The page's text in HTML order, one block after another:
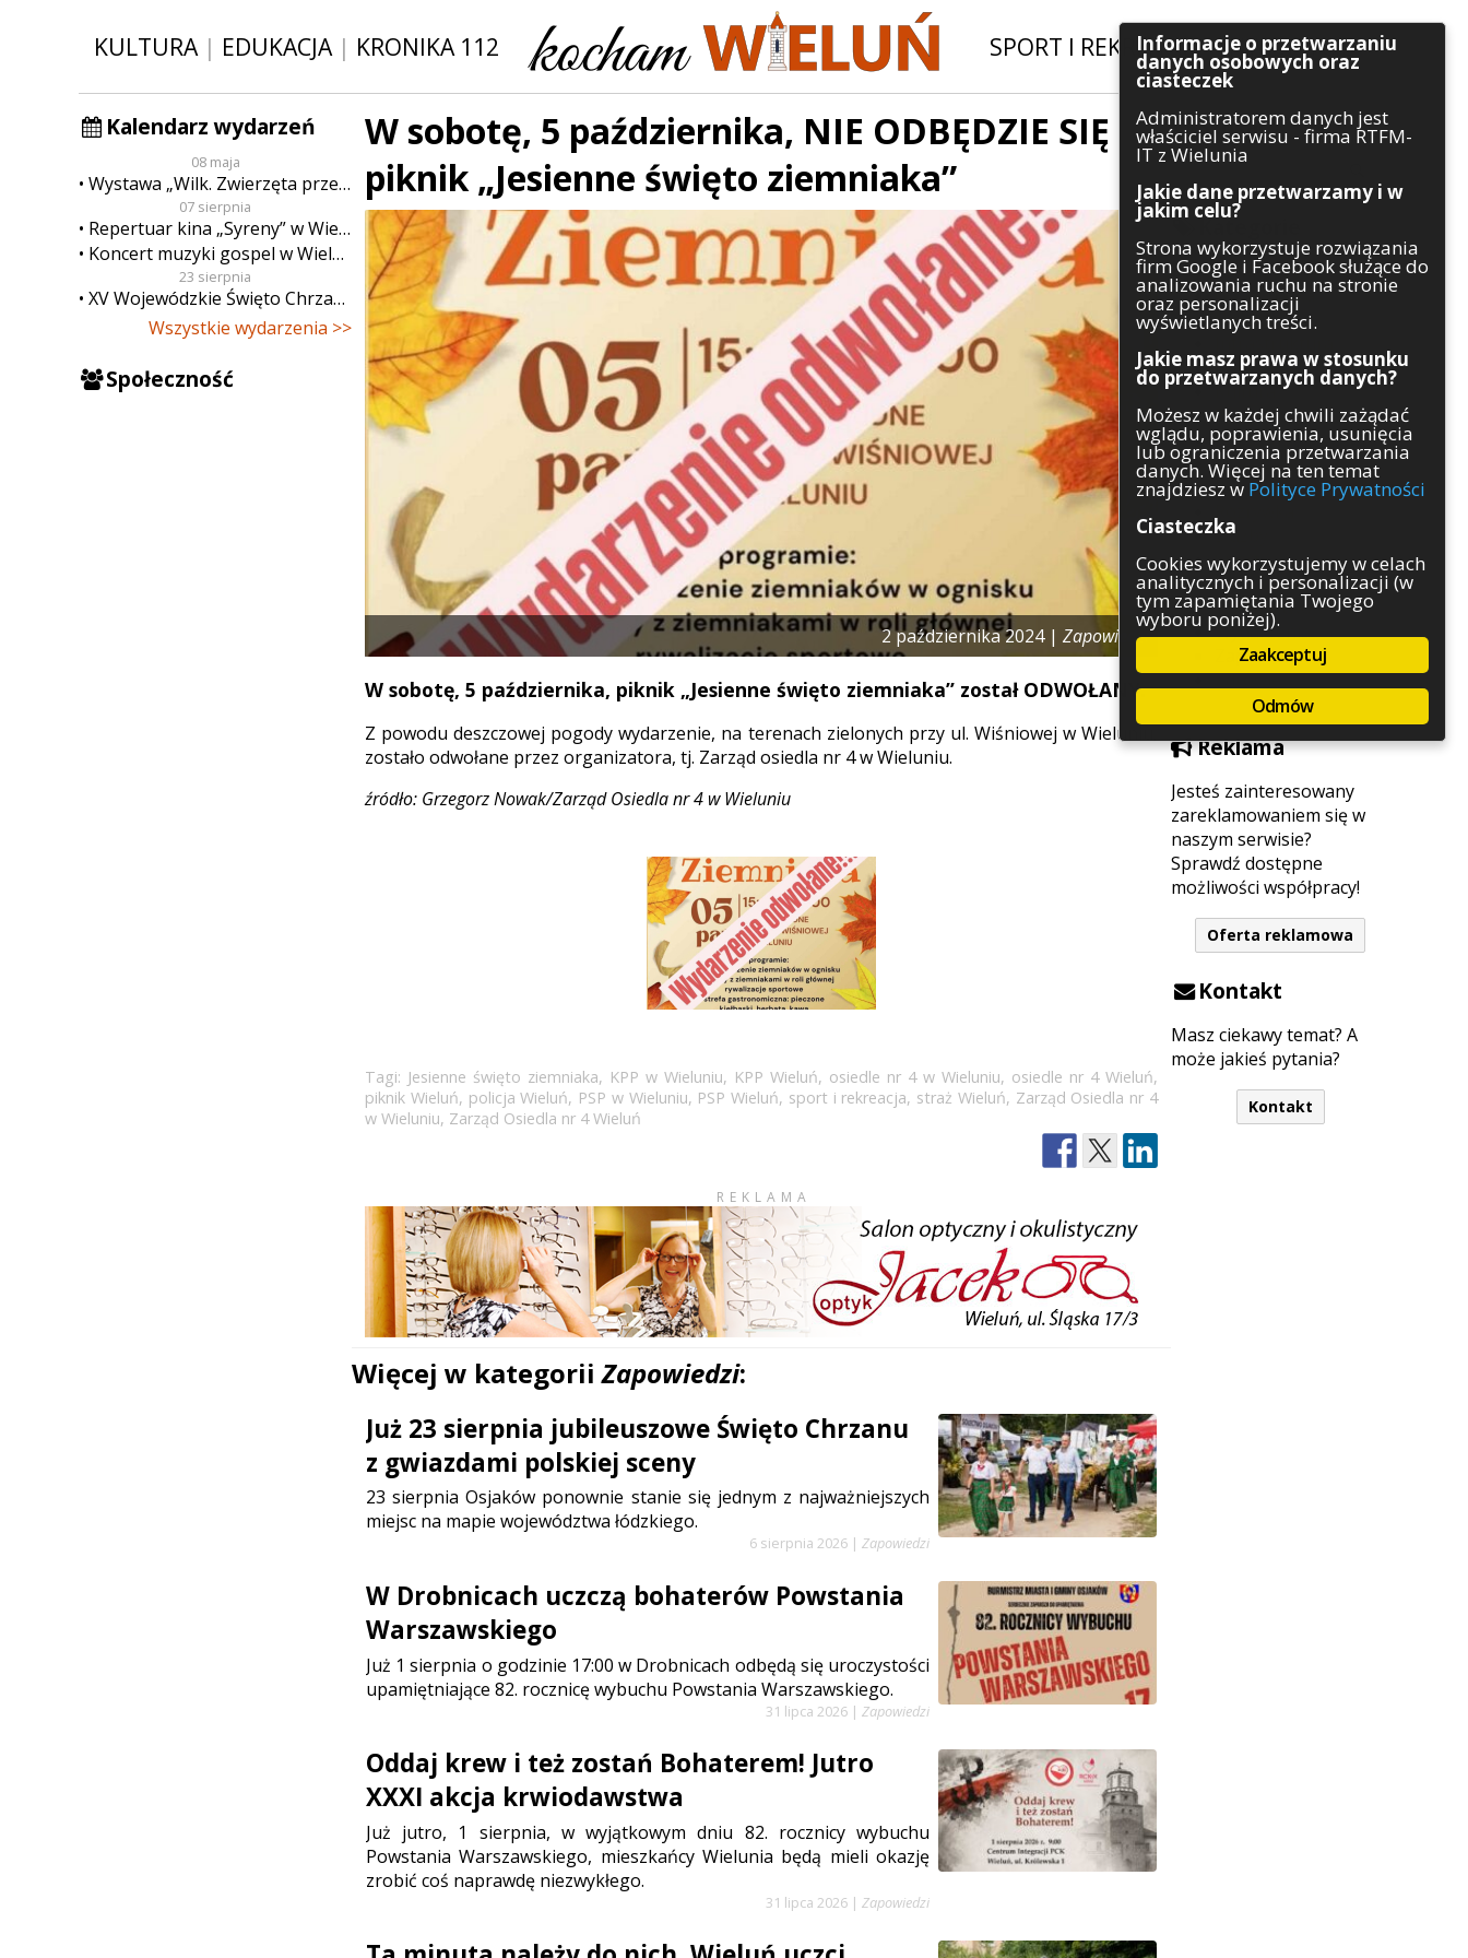
KULTURA| EDUKACJA| KRONIKA 112 SPORT I REKREACJA|INWESTYCJE
Kalendarz wydarzeń
08 maja
Wystawa „Wilk. Zwierzęta przeklęte”
07 sierpnia
Repertuar kina „Syreny” w Wieluniu w dn. od 7 do 13 sierpnia
Koncert muzyki gospel w Wieluniu
23 sierpnia
XV Wojewódzkie Święto Chrzanu
Wszystkie wydarzenia >>
Społeczność
Szukaj
Kategorie
Architektura
Gospodarka
Handel
Komunikaty
Kultura
Polityka
Pozostałe
Psychologia
Rolnictwo
Służby
Sport
Środowisko
Szkolnictwo
Wydarzenia
Zapowiedzi
Zdrowie
Reklama
Jesteś zainteresowany
zareklamowaniem się w
naszym serwisie?
Sprawdź dostępne
możliwości współpracy!
Oferta reklamowa
Kontakt
Masz ciekawy temat? A
może jakieś pytania?
Kontakt
W sobotę, 5 października, NIE ODBĘDZIE SIĘ
piknik „Jesienne święto ziemniaka”
2 października 2024 |Zapowiedzi
W sobotę, 5 października, piknik „Jesienne święto ziemniaka” został ODWOŁANY.
Z powodu deszczowej pogody wydarzenie, na terenach zielonych przy ul. Wiśniowej w Wieluniu,
zostało odwołane przez organizatora, tj. Zarząd osiedla nr 4 w Wieluniu.
źródło: Grzegorz Nowak/Zarząd Osiedla nr 4 w Wieluniu
Tagi: Jesienne święto ziemniaka, KPP w Wieluniu, KPP Wieluń, osiedle nr 4 w Wieluniu, osiedle nr 4 Wieluń,
piknik Wieluń, policja Wieluń, PSP w Wieluniu, PSP Wieluń, sport i rekreacja, straż Wieluń, Zarząd Osiedla nr 4
w Wieluniu, Zarząd Osiedla nr 4 Wieluń
REKLAMA
Więcej w kategoriiZapowiedzi:
Już 23 sierpnia jubileuszowe Święto Chrzanu
z gwiazdami polskiej sceny
23 sierpnia Osjaków ponownie stanie się jednym z najważniejszych
miejsc na mapie województwa łódzkiego.
6 sierpnia 2026 | Zapowiedzi
W Drobnicach uczczą bohaterów Powstania
Warszawskiego
Już 1 sierpnia o godzinie 17:00 w Drobnicach odbędą się uroczystości
upamiętniające 82. rocznicę wybuchu Powstania Warszawskiego.
31 lipca 2026 | Zapowiedzi
Oddaj krew i też zostań Bohaterem! Jutro
XXXI akcja krwiodawstwa
Już jutro, 1 sierpnia, w wyjątkowym dniu 82. rocznicy wybuchu
Powstania Warszawskiego, mieszkańcy Wielunia będą mieli okazję
zrobić coś naprawdę niezwykłego.
31 lipca 2026 | Zapowiedzi
Informacje o przetwarzaniu
danych osobowych oraz
ciasteczek
Administratorem danych jest
właściciel serwisu - firma RTFM-
IT z Wielunia
Jakie dane przetwarzamy i w
jakim celu?
Strona wykorzystuje rozwiązania
firm Google i Facebook służące do
analizowania ruchu na stronie
oraz personalizacji
wyświetlanych treści.
Jakie masz prawa w stosunku
do przetwarzanych danych?
Możesz w każdej chwili zażądać
wglądu, poprawienia, usunięcia
lub ograniczenia przetwarzania
danych. Więcej na ten temat
znajdziesz w Polityce Prywatności
Ciasteczka
Cookies wykorzystujemy w celach
analitycznych i personalizacji (w
tym zapamiętania Twojego
wyboru poniżej).
Zaakceptuj
Odmów